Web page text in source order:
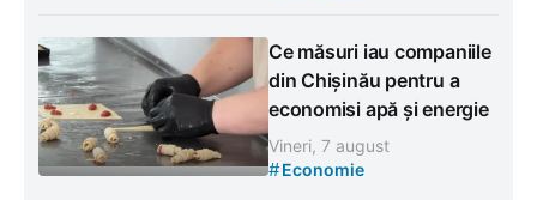
Ce măsuri iau companiile
din Chișinău pentru a
economisi apă și energie
Vineri, 7 august
#Economie